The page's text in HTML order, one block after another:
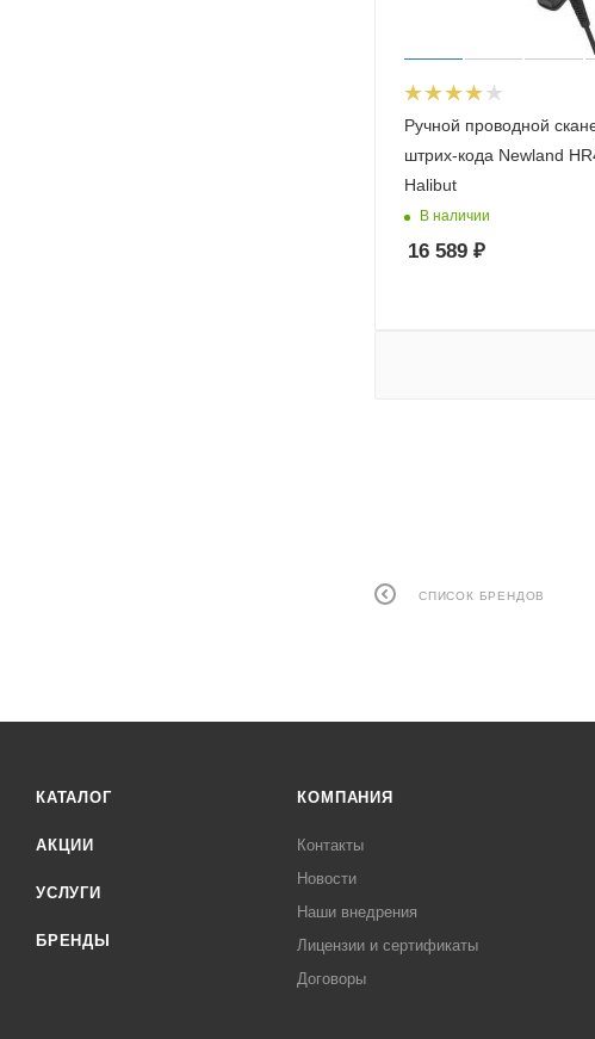
Ручной проводной
штрих-кода Newland
Halibut
В наличии
16 589 ₽
СПИСОК БРЕНДОВ
КАТАЛОГ
АКЦИИ
УСЛУГИ
БРЕНДЫ
КОМПАНИЯ
Контакты
Новости
Наши внедрения
Лицензии и сертификаты
Договоры